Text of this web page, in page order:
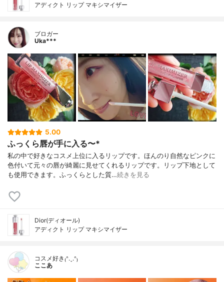
アディクト リップ マキシマイザー
ブロガー
Uka***
5.00
ふっくら唇が手に入る〜*
私の中で好きなコスメ上位に入るリップです。ほんのり自然なピンクに
色付いて元々の唇が綺麗に見せてくれるリップです。リップ下地として
も使用できます。ふっくらとした質…続きを見る
Dior(ディオール)
アディクト リップ マキシマイザー
コスメ好き₍ᐢ.ˬ.ᐢ₎
ここあ